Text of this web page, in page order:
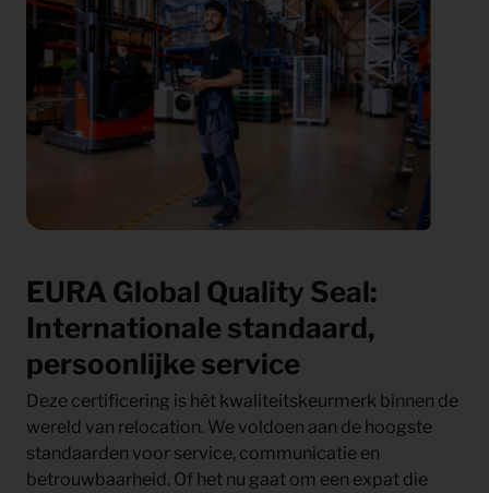
EURA Global Quality Seal:
Internationale standaard,
persoonlijke service
Deze certificering is hét kwaliteitskeurmerk binnen de
wereld van relocation. We voldoen aan de hoogste
standaarden voor service, communicatie en
betrouwbaarheid. Of het nu gaat om een expat die